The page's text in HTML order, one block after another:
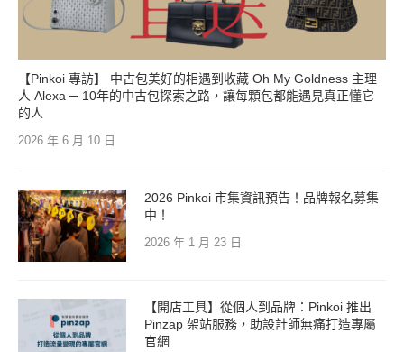
【Pinkoi 專訪】 中古包美好的相遇到收藏 Oh My Goldness 主理
人 Alexa ─ 10年的中古包探索之路，讓每顆包都能遇見真正懂它
的人
2026 年 6 月 10 日
2026 Pinkoi 市集資訊預告！品牌報名募集
中！
2026 年 1 月 23 日
【開店工具】從個人到品牌：Pinkoi 推出
Pinzap 架站服務，助設計師無痛打造專屬
官網